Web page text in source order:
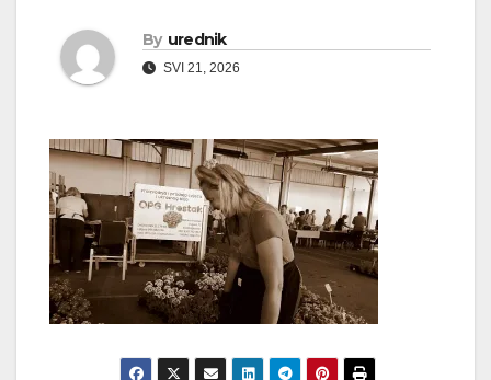
By urednik
SVI 21, 2026